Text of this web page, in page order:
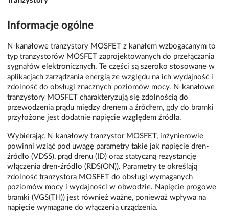
Informacje ogólne
N-kanałowe tranzystory MOSFET z kanałem wzbogacanym to
typ tranzystorów MOSFET zaprojektowanych do przełączania
sygnałów elektronicznych. Te części są szeroko stosowane w
aplikacjach zarządzania energią ze względu na ich wydajność i
zdolność do obsługi znacznych poziomów mocy. N-kanałowe
tranzystory MOSFET charakteryzują się zdolnością do
przewodzenia prądu między drenem a źródłem, gdy do bramki
przyłożone jest dodatnie napięcie względem źródła.
Wybierając N-kanałowy tranzystor MOSFET, inżynierowie
powinni wziąć pod uwagę parametry takie jak napięcie dren-
źródło (VDSS), prąd drenu (ID) oraz statyczną rezystancję
włączenia dren-źródło (RDS(ON)). Parametry te określają
zdolność tranzystora MOSFET do obsługi wymaganych
poziomów mocy i wydajności w obwodzie. Napięcie progowe
bramki (VGS(TH)) jest również ważne, ponieważ wpływa na
napięcie wymagane do włączenia urządzenia.